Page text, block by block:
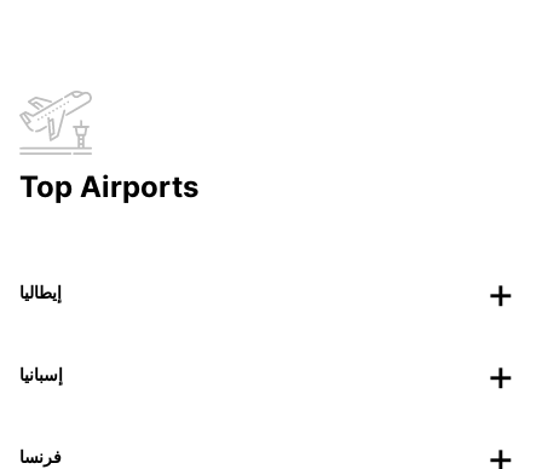
Top Airports
إيطاليا
إسبانيا
فرنسا